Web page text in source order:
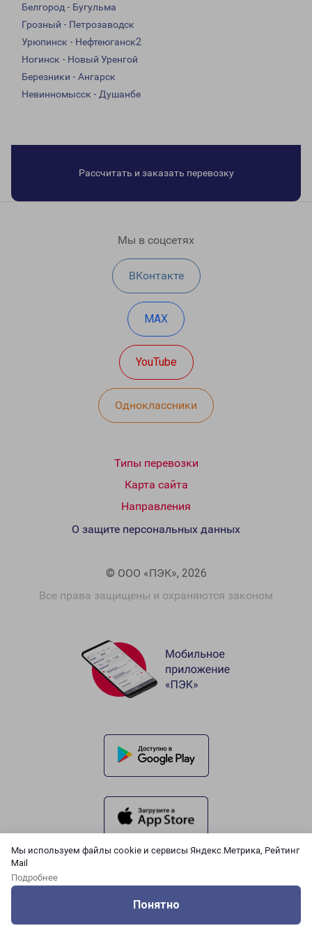
Мы используем файлы cookie и сервисы Яндекс.Метрика, Рейтинг
Mail
Подробнее
Понятно
Белгород - Бугульма
Грозный - Петрозаводск
Урюпинск - Нефтеюганск2
Ногинск - Новый Уренгой
Березники - Ангарск
Невинномысск - Душанбе
Рассчитать и заказать перевозку
Мы в соцсетях
ВКонтакте
MAX
YouTube
Одноклассники
Типы перевозки
Карта сайта
Направления
© ООО «ПЭК», 2026
Все права защищены и охраняются законом
О защите персональных данных